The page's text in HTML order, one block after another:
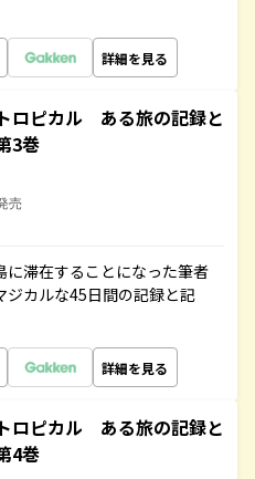
詳細を見る
ロピカル ある旅の記録と
3巻
売
滞在することになった筆者
カルな45日間の記録と記
詳細を見る
ロピカル ある旅の記録と
4巻